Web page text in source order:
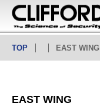
TOP EAST WING
EAST WING
商品情報